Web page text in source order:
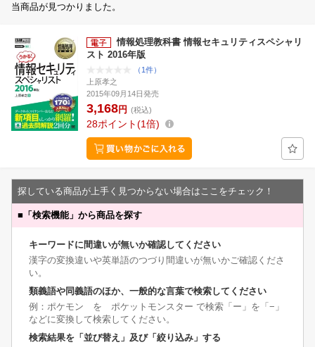
当商品が見つかりました。
情報処理教科書 情報セキュリティスペシャリ
スト 2016年版
（1件）
上原孝之
2015年09月14日発売
3,168円 (税込)
28ポイント 1倍
探している商品が上手く見つからない場合はここをチェック！
■ 「検索機能」から商品を探す
キーワードに間違いが無いか確認してください
漢字の変換違いや英単語のつづり間違いが無いかご確認くださ
い。
類義語や同義語のほか、一般的な言葉で検索してください
例：ポケモン を ポケットモンスター で検索「ー」を「−」
などに変換して検索してください。
検索結果を「並び替え」及び「絞り込み」する